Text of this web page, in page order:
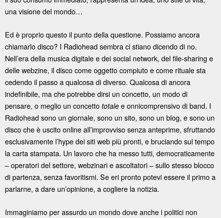
una visione del mondo…
Ed è proprio questo il punto della questione. Possiamo ancora
chiamarlo disco? I Radiohead sembra ci stiano dicendo di no.
Nell’era della musica digitale e dei social network, del file-sharing e
delle webzine, il disco come oggetto compiuto e come rituale sta
cedendo il passo a qualcosa di diverso. Qualcosa di ancora
indefinibile, ma che potrebbe dirsi un concetto, un modo di
pensare, o meglio un concetto totale e onnicomprensivo di band. I
Radiohead sono un giornale, sono un sito, sono un blog, e sono un
disco che è uscito online all’improvviso senza anteprime, sfruttando
esclusivamente l’hype dei siti web più pronti, e bruciando sul tempo
la carta stampata. Un lavoro che ha messo tutti, democraticamente
– operatori del settore, webzinari e ascoltatori – sullo stesso blocco
di partenza, senza favoritismi. Se eri pronto potevi essere il primo a
parlarne, a dare un’opinione, a cogliere la notizia.
Immaginiamo per assurdo un mondo dove anche i politici non